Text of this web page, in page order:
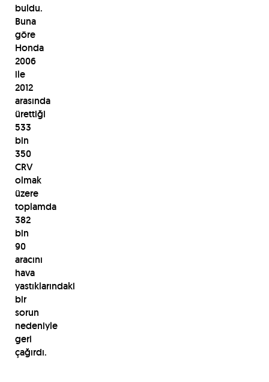
buldu.
Buna
göre
Honda
2006
ile
2012
arasında
ürettiği
533
bin
350
CRV
olmak
üzere
toplamda
382
bin
90
aracını
hava
yastıklarındaki
bir
sorun
nedeniyle
geri
çağırdı.